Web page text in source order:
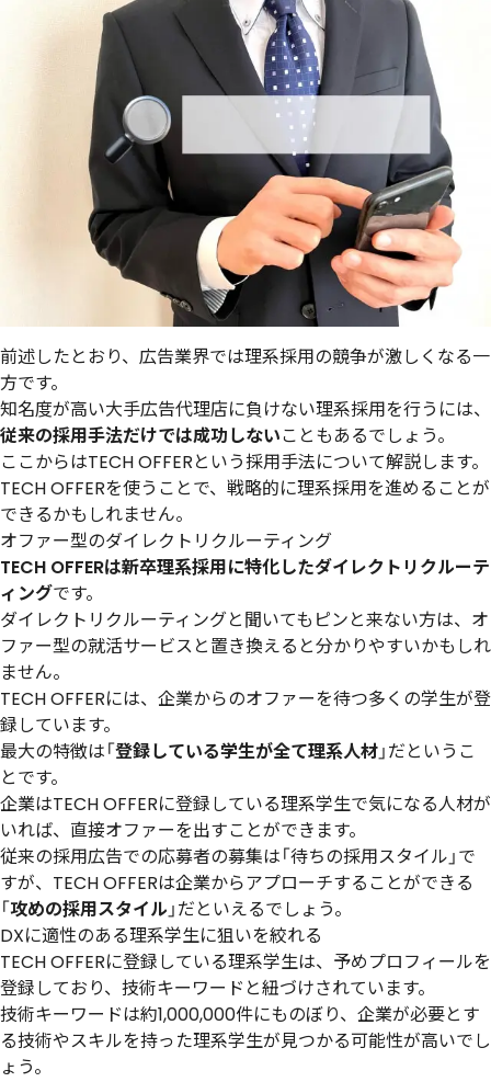
前述したとおり、広告業界では理系採用の競争が激しくなる一
方です。
知名度が高い大手広告代理店に負けない理系採用を行うには、
従来の採用手法だけでは成功しないこともあるでしょう。
ここからはTECH OFFERという採用手法について解説します。
TECH OFFERを使うことで、戦略的に理系採用を進めることが
できるかもしれません。
オファー型のダイレクトリクルーティング
TECH OFFERは新卒理系採用に特化したダイレクトリクルーテ
ィングです。
ダイレクトリクルーティングと聞いてもピンと来ない方は、オ
ファー型の就活サービスと置き換えると分かりやすいかもしれ
ません。
TECH OFFERには、企業からのオファーを待つ多くの学生が登
録しています。
最大の特徴は「登録している学生が全て理系人材」だというこ
とです。
企業はTECH OFFERに登録している理系学生で気になる人材が
いれば、直接オファーを出すことができます。
従来の採用広告での応募者の募集は「待ちの採用スタイル」で
すが、TECH OFFERは企業からアプローチすることができる
「攻めの採用スタイル」だといえるでしょう。
DXに適性のある理系学生に狙いを絞れる
TECH OFFERに登録している理系学生は、予めプロフィールを
登録しており、技術キーワードと紐づけされています。
技術キーワードは約1,000,000件にものぼり、企業が必要とす
る技術やスキルを持った理系学生が見つかる可能性が高いでし
ょう。